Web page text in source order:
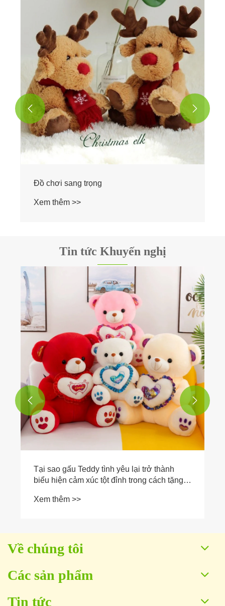
Đồ chơi sang trọng của Bunny Bunny
Xem thêm >>
 
Tin tức Khuyến nghị
Tại sao gấu bông tốt nghiệp lại sử dụng
bông PP nhồi bông?
Xem thêm >>
 
Về chúng tôi
Các sản phẩm
Tin tức